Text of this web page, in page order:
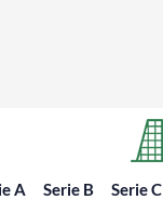
A Serie B Serie C